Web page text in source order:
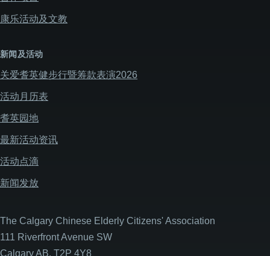
康乐活动及文教
新闻及活动
关爱耆英健步行暨筹款表演2026
活动月历表
耆英园地
最新活动资讯
活动点滴
新闻发放
The Calgary Chinese Elderly Citizens' Association
111 Riverfront Avenue SW
Calgary AB, T2P 4Y8